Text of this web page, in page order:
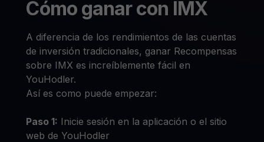
Cómo ganar con IMX
A diferencia de los rendimientos de las cuentas
de inversión tradicionales, ganar Recompensas
sobre IMX es increíblemente fácil en
YouHodler.
Así es como puede empezar:
Paso 1: Inicie sesión en la aplicación o el sitio
web de YouHodler